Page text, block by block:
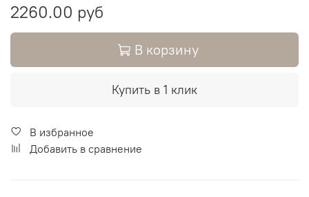
2260.00 руб
В корзину
Купить в 1 клик
В избранное
Добавить в сравнение